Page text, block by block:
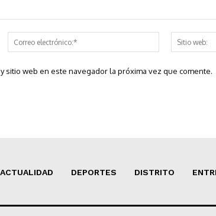
Nombre:*
Correo
electrónico:*
sitio web en este navegador la próxima vez que comente.
ACTUALIDAD DEPORTES DISTRITO